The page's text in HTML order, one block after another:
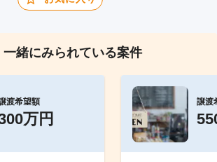
一緒にみられている案件
渡希望額
万円
譲渡